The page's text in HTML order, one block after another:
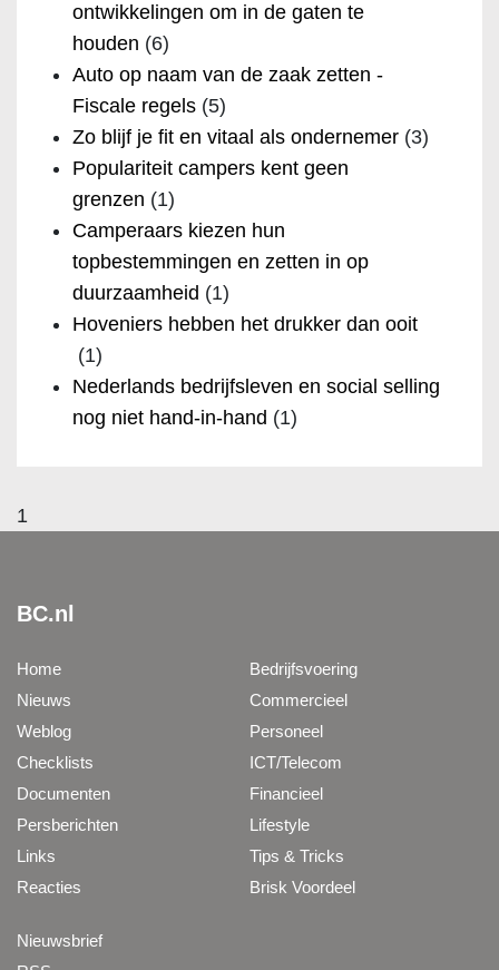
ontwikkelingen om in de gaten te
houden (6)
Auto op naam van de zaak zetten -
Fiscale regels (5)
Zo blijf je fit en vitaal als ondernemer (3)
Populariteit campers kent geen
grenzen (1)
Camperaars kiezen hun
topbestemmingen en zetten in op
duurzaamheid (1)
Hoveniers hebben het drukker dan ooit
(1)
Nederlands bedrijfsleven en social selling
nog niet hand-in-hand (1)
1
BC.nl
Home
Nieuws
Weblog
Checklists
Documenten
Persberichten
Links
Reacties
Bedrijfsvoering
Commercieel
Personeel
ICT/Telecom
Financieel
Lifestyle
Tips & Tricks
Brisk Voordeel
Nieuwsbrief